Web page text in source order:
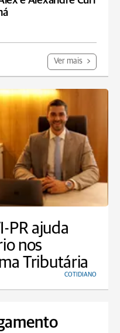
Ver mais
PR ajuda
nos
Tributária
COTIDIANO